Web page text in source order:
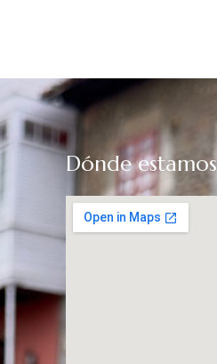
Dónde estamos